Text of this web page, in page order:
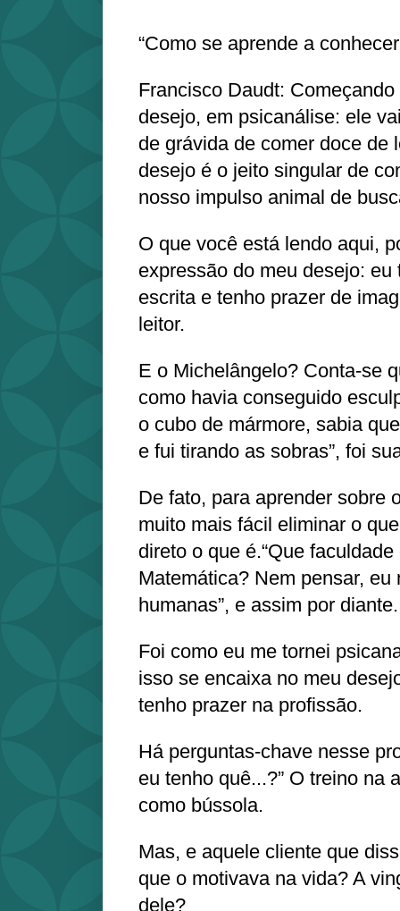
“Como se aprende a
Francisco Daudt:
desejo, em psicanálise: ele
de grávida de comer doce de
desejo é o jeito singular de
nosso impulso animal de
O que você está lendo aqui,
expressão do meu desejo: eu
escrita e tenho prazer de
leitor.
E o Michelângelo? Conta-se
como havia conseguido
o cubo de mármore, sabia
e fui tirando as sobras”, foi
De fato, para aprender sobre
muito mais fácil eliminar o
direto o que é.“Que
Matemática? Nem pensar,
humanas”, e assim por diante.
Foi como eu me tornei
isso se encaixa no meu
tenho prazer na profissão.
Há perguntas-chave nesse
eu tenho quê...?” O treino na
como bússola.
Mas, e aquele cliente que
que o motivava na vida? A
dele?